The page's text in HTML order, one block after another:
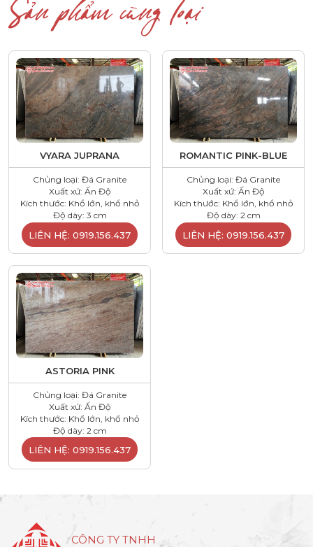
Sản phẩm cùng loại
VYARA JUPRANA
Chủng loại: Đá Granite
Xuất xứ: Ấn Độ
Kích thước: Khổ lớn, khổ nhỏ
Độ dày: 3 cm
LIÊN HỆ: 0919.156.437
ROMANTIC PINK-BLUE
Chủng loại: Đá Granite
Xuất xứ: Ấn Độ
Kích thước: Khổ lớn, khổ nhỏ
Độ dày: 2 cm
LIÊN HỆ: 0919.156.437
ASTORIA PINK
Chủng loại: Đá Granite
Xuất xứ: Ấn Độ
Kích thước: Khổ lớn, khổ nhỏ
Độ dày: 2 cm
LIÊN HỆ: 0919.156.437
CÔNG TY TNHH